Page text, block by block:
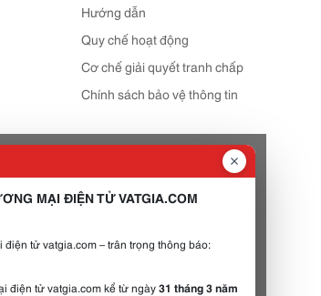
Hướng dẫn
Quy chế hoạt động
Cơ chế giải quyết tranh chấp
Chính sách bảo vệ thông tin
MẠI ĐIỆN TỬ VATGIA.COM
tử vatgia.com – trân trọng thông báo:
điện tử vatgia.com kể từ ngày31 tháng 3 năm